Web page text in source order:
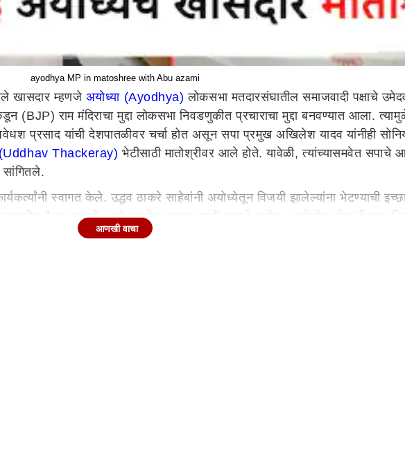
ayodhya MP in matoshree with Abu azami
खासदार म्हणजे अयोध्या (Ayodhya) लोकसभा मतदारसंघातील समाजवादी पक्षाचे
(BJP) राम मंदिराचा मुद्दा लोकसभा निवडणुकीत प्रचाराचा मुद्दा बनवण्यात आला.
प्रसाद यांची देशपातळीवर चर्चा होत असून सपा प्रमुख अखिलेश यादव यांनीही
(Uddhav Thackeray) भेटीसाठी मातोश्रीवर आले होते. यावेळी, त्यांच्यासमवेत सपाचे
सांगितले.
स्वागत केले. उद्धव ठाकरे साहेबांनी अयोध्येतून विजयी झालेल्यांना भेटण्याची
बैठक नव्हती, असे अवधेश प्रसाद यांनी म्हटले. तसेच, अयोध्येत लोकांनी मला
आधारे हे राजकारण चालेल, इथे आरक्षणाचे राजकारण चालेल आणि जो भारताला
आणखी वाचा